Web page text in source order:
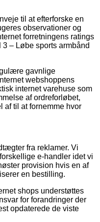
til at efterforske en
observationer og
forretningens ratings
– Løbe sports armbånd
gavnlige
webshoppens
internet varehuse som
af ordreforløbet,
af til at fornemme hvor
fra reklamer. Vi
e-handler idet vi
provision hvis en af
en bestilling.
shops understøttes
for forandringer der
opdaterede de viste